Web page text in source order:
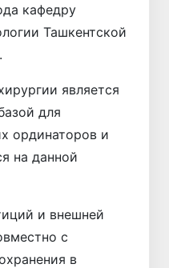
кафедру
Ташкентской
является
для
ординаторов и
на данной
и внешней
с
в